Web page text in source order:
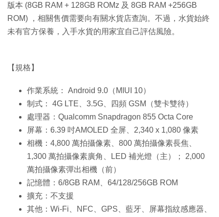
版本 (8GB RAM + 128GB ROMz 及 8GB RAM +256GB
ROM) ，相關售價需要向有關水貨店查詢。不過，水貨始終
未有官方保養，入手水貨的用家宜自己評估風險。
【規格】
作業系統： Android 9.0（MIUI 10）
制式： 4G LTE、3.5G、四頻 GSM（雙卡雙待）
處理器：Qualcomm Snapdragon 855 Octa Core
屏幕：6.39 吋AMOLED 全屏、2,340 x 1,080 像素
相機：4,800 萬拍攝像素、800 萬拍攝像素長焦、
1,300 萬拍攝像素廣角、LED 補光燈（主）； 2,000
萬拍攝像素彈出相機（前）
記憶體：6/8GB RAM、64/128/256GB ROM
擴充：不支援
其他：Wi-Fi、NFC、GPS、藍牙、屏幕指紋感應器、